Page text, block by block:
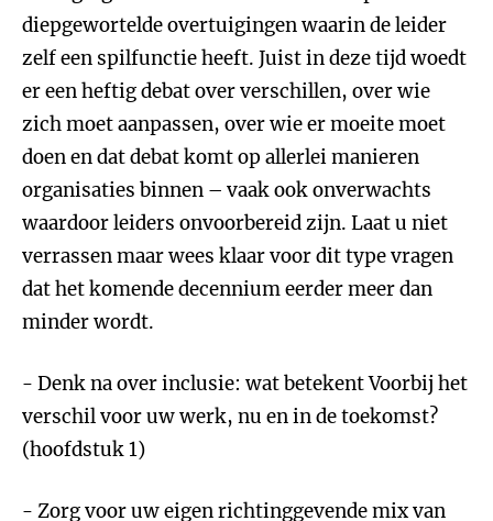
diepgewortelde overtuigingen waarin de leider
zelf een spilfunctie heeft. Juist in deze tijd woedt
er een heftig debat over verschillen, over wie
zich moet aanpassen, over wie er moeite moet
doen en dat debat komt op allerlei manieren
organisaties binnen – vaak ook onverwachts
waardoor leiders onvoorbereid zijn. Laat u niet
verrassen maar wees klaar voor dit type vragen
dat het komende decennium eerder meer dan
minder wordt.
- Denk na over inclusie: wat betekent Voorbij het
verschil voor uw werk, nu en in de toekomst?
(hoofdstuk 1)
- Zorg voor uw eigen richtinggevende mix van